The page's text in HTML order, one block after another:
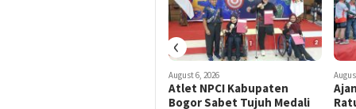
August 6, 2026
Atlet NPCI Kabupaten
Bogor Sabet Tujuh Medali
‹